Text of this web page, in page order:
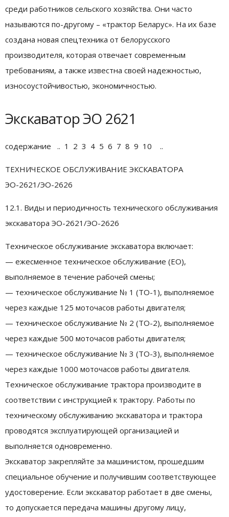
среди работников сельского хозяйства. Они часто
называются по-другому – «трактор Беларус». На их базе
создана новая спецтехника от белорусского
производителя, которая отвечает современным
требованиям, а также известна своей надежностью,
износоустойчивостью, экономичностью.
Экскаватор ЭО 2621
содержание .. 1 2 3 4 5 6 7 8 9 10 ..
ТЕХНИЧЕСКОЕ ОБСЛУЖИВАНИЕ ЭКСКАВАТОРА
ЭО-2621/ЭО-2626
12.1. Виды и периодичность технического обслуживания
экскаватора ЭО-2621/ЭО-2626
Техническое обслуживание экскаватора включает:
— ежесменное техническое обслуживание (ЕО),
выполняемое в течение рабочей смены;
— техническое обслуживание № 1 (ТО-1), выполняемое
через каждые 125 моточасов работы двигателя;
— техническое обслуживание № 2 (ТО-2), выполняемое
через каждые 500 моточасов работы двигателя;
— техническое обслуживание № 3 (ТО-3), выполняемое
через каждые 1000 моточасов работы двигателя.
Техническое обслуживание трактора производите в
соответствии с инструкцией к трактору. Работы по
техническому обслуживанию экскаватора и трактора
проводятся эксплуатирующей организацией и
выполняется одновременно.
Экскаватор закрепляйте за машинистом, прошедшим
специальное обучение и получившим соответствующее
удостоверение. Если экскаватор работает в две смены,
то допускается передача машины другому лицу,